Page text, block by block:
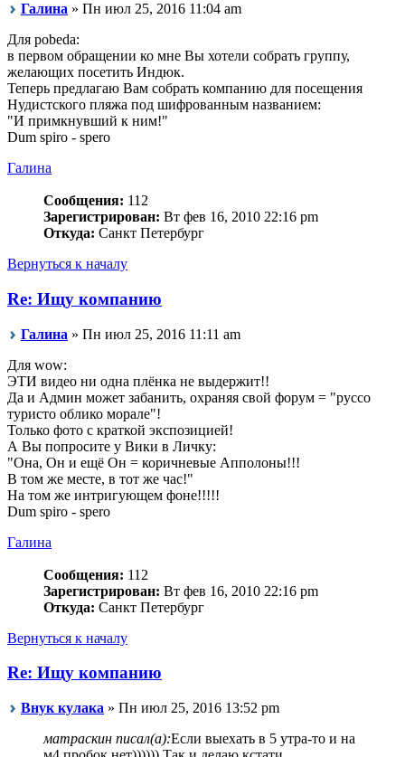
Галина » Пн июл 25, 2016 11:04 am
Для pobeda:
в первом обращении ко мне Вы хотели собрать группу,
желающих посетить Индюк.
Теперь предлагаю Вам собрать компанию для посещения
Нудистского пляжа под шифрованным названием:
"И примкнувший к ним!"
Dum spiro - spero
Галина
Сообщения: 112
Зарегистрирован: Вт фев 16, 2010 22:16 pm
Откуда: Санкт Петербург
Вернуться к началу
Re: Ищу компанию
Галина » Пн июл 25, 2016 11:11 am
Для wow:
ЭТИ видео ни одна плёнка не выдержит!!
Да и Админ может забанить, охраняя свой форум = "руссо
туристо облико морале"!
Только фото с краткой экспозицией!
А Вы попросите у Вики в Личку:
"Она, Он и ещё Он = коричневые Апполоны!!!
В том же месте, в тот же час!"
На том же интригующем фоне!!!!!
Dum spiro - spero
Галина
Сообщения: 112
Зарегистрирован: Вт фев 16, 2010 22:16 pm
Откуда: Санкт Петербург
Вернуться к началу
Re: Ищу компанию
Внук кулака » Пн июл 25, 2016 13:52 pm
матраскин писал(а):Если выехать в 5 утра-то и на